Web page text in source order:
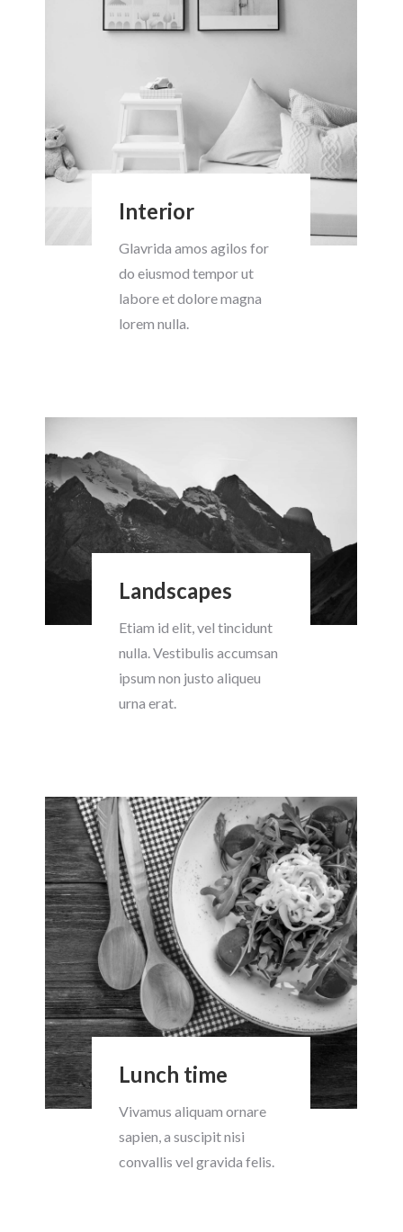
Interior
Glavrida amos agilos for
do eiusmod tempor ut
labore et dolore magna
lorem nulla.
Landscapes
Etiam id elit, vel tincidunt
nulla. Vestibulis accumsan
ipsum non justo aliqueu
urna erat.
Lunch time
Vivamus aliquam ornare
sapien, a suscipit nisi
convallis vel gravida felis.